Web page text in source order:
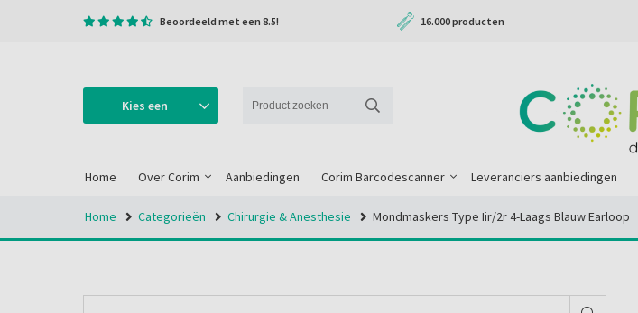
Beoordeeld met een 8.5! 16.000 producten
Kies een
Home Over Corim Aanbiedingen Corim Barcodescanner Leveranciers aanbiedingen
Home Categorieën Chirurgie & Anesthesie Mondmaskers Type Iir/2r 4-Laags Blauw Earloop